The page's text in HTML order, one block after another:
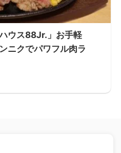
ウス88Jr.」お手軽
ニクでパワフル肉ラ